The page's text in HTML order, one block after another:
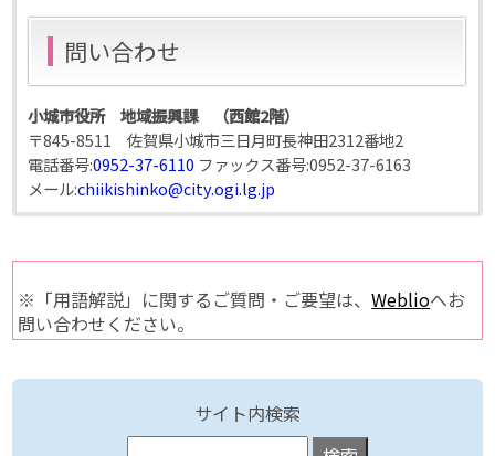
問い合わせ
小城市役所 地域振興課 （西館2階）
〒845-8511 佐賀県小城市三日月町長神田2312番地2
電話番号:0952-37-6110 ファックス番号:0952-37-6163
メール:chiikishinko@city.ogi.lg.jp
※「用語解説」に関するご質問・ご要望は、Weblioへお
問い合わせください。
サイト内検索